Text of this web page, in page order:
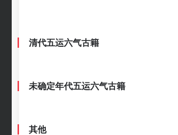
清代五运六气古籍
未确定年代五运六气古籍
其他